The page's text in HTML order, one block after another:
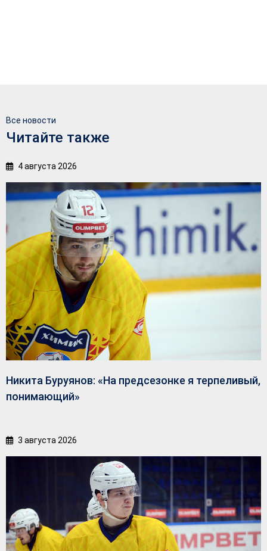
Все новости
Читайте также
4 августа 2026
Никита Буруянов: «На предсезонке я терпеливый,
понимающий»
3 августа 2026